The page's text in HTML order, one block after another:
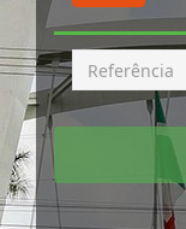
Busca
por
Referência